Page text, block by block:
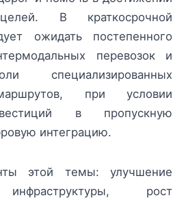
В краткосрочной
ожидать постепенного
перевозок и
специализированных
при условии
в пропускную
интеграцию.
этой темы: улучшение
рост